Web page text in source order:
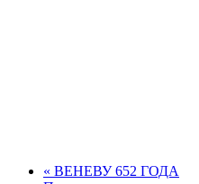
« ВЕНЕВУ 652 ГОДА